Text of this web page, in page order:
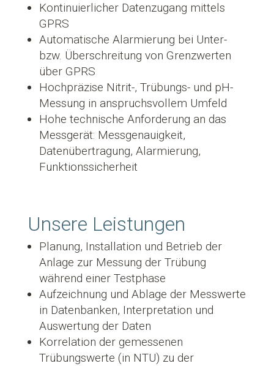
Kontinuierlicher Datenzugang mittels
GPRS
Automatische Alarmierung bei Unter-
bzw. Überschreitung von Grenzwerten
über GPRS
Hochpräzise Nitrit-, Trübungs- und pH-
Messung in anspruchsvollem Umfeld
Hohe technische Anforderung an das
Messgerät: Messgenauigkeit,
Datenübertragung, Alarmierung,
Funktionssicherheit
Unsere Leistungen
Planung, Installation und Betrieb der
Anlage zur Messung der Trübung
während einer Testphase
Aufzeichnung und Ablage der Messwerte
in Datenbanken, Interpretation und
Auswertung der Daten
Korrelation der gemessenen
Trübungswerte (in NTU) zu der